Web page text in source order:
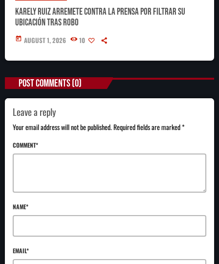
Karely Ruiz arremete contra la prensa por filtrar su
ubicación tras robo
today AUGUST 1, 2026 10
POST COMMENTS (0)
Leave a reply
Your email address will not be published. Required fields are marked *
COMMENT*
NAME*
EMAIL*